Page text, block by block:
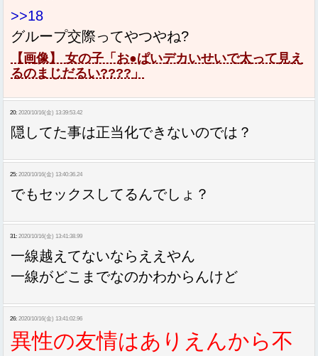
>>18
グループ交際ってやつやね?
【画像】 女の子「お●ぱいデカいせいで太って見え
るのまじだるい????」
20: 2020/10/16(金) 13:39:53.42
隠してた事は正当化できないのでは？
25: 2020/10/16(金) 13:40:36.24
でもセックスしてるんでしょ？
31: 2020/10/16(金) 13:41:38.99
一線越えてないならええやん
一線がどこまでなのかわからんけど
26: 2020/10/16(金) 13:41:02.96
異性の友情はありえんから不